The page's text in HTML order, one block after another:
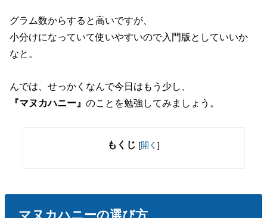
グラム数からすると高いですが、
小分けになっていて使いやすいので入門版としていいか
なと。
んでは、せっかくなんで今日はもう少し、
『マヌカハニー』のことを勉強してみましょう。
もくじ [開く ]
マヌカハニーの選び方